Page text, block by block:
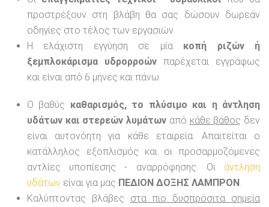
προστρέξουν στη βλάβη θα σας δώσουν δωρεάν
οδηγίες στο τέλος των εργασιών.
Η ελάχιστη εγγύηση σε μία κοπή ριζών ή
ξεμπλοκάρισμα υδρορροών παρέχεται εγγράφως
και είναι από 6 μήνες και πάνω.
Ο βαθύς καθαρισμός, το πλύσιμο και η άντληση
υδάτων και στερεών λυμάτων από κάθε βάθος δεν
είναι αυτονόητη για κάθε εταιρεία. Απαιτείται ο
κατάλληλος εξοπλισμός και οι προσαρμοζόμενες
αντλίες υποπίεσης - αναρρόφησης. Οι άντληση
υδάτων είναι για μας ΠΕΔΙΟΝ ΔΟΞΗΣ ΛΑΜΠΡΟΝ.
Καλύπτοντας βλάβες στα πιο δυσπρόσιτα σημεία